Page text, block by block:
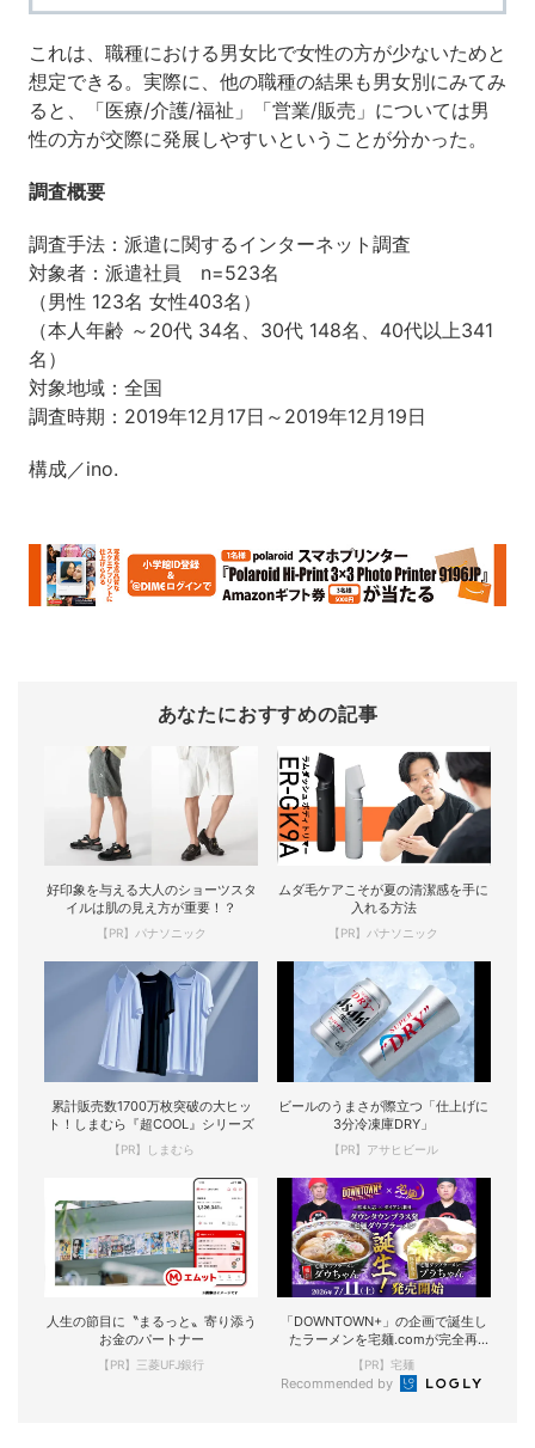
これは、職種における男女比で女性の方が少ないためと
想定できる。実際に、他の職種の結果も男女別にみてみ
ると、「医療/介護/福祉」「営業/販売」については男
性の方が交際に発展しやすいということが分かった。
調査概要
調査手法：派遣に関するインターネット調査
対象者：派遣社員 n=523名
（男性 123名 女性403名）
（本人年齢 ～20代 34名、30代 148名、40代以上341
名）
対象地域：全国
調査時期：2019年12月17日～2019年12月19日
構成／ino.
あなたにおすすめの記事
好印象を与える大人のショーツスタ
イルは肌の見え方が重要！？
【PR】パナソニック
ムダ毛ケアこそが夏の清潔感を手に
入れる方法
【PR】パナソニック
累計販売数1700万枚突破の大ヒッ
ト！しまむら『超COOL』シリーズ
【PR】しまむら
ビールのうまさが際立つ「仕上げに
3分冷凍庫DRY」
【PR】アサヒビール
人生の節目に〝まるっと〟寄り添う
お金のパートナー
【PR】三菱UFJ銀行
「DOWNTOWN+」の企画で誕生し
たラーメンを宅麺.comが完全再
現！
【PR】宅麺
Recommended by